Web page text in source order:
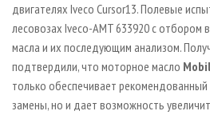
двигателях Iveco Cursor13. Полевые
лесовозах Iveco­-AMT 633920 с отбором
масла и их последующим анализом.
подтвердили, что моторное масло
только обеспечивает
замены, но и дает возможность